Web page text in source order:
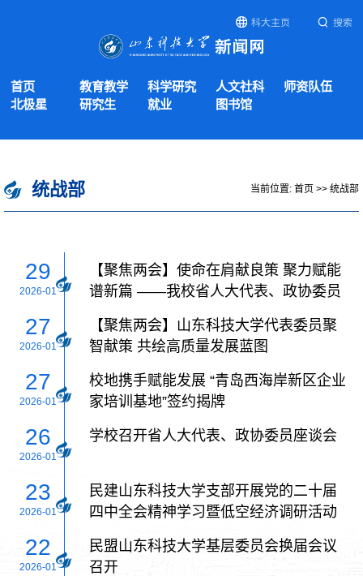
科大主页 搜索
首页 教育教学 科学研究 人文社科
师资队伍
北极星
研究生 就业 图书馆
统战部 当前位置: 首页 >> 统战部
29
2026-01
【聚焦两会】使命在肩献良策 聚力赋能
谱新篇 ——我校省人大代表、政协委员
27
2026-01
【聚焦两会】山东科技大学代表委员聚
智献策 共绘高质量发展蓝图
27
2026-01
校地携手赋能发展 “青岛西海岸新区企业
家培训基地”签约揭牌
26
2026-01
学校召开省人大代表、政协委员座谈会
23
2026-01
民建山东科技大学支部开展党的二十届
四中全会精神学习暨低空经济调研活动
22
2026-01
民盟山东科技大学基层委员会换届会议
召开